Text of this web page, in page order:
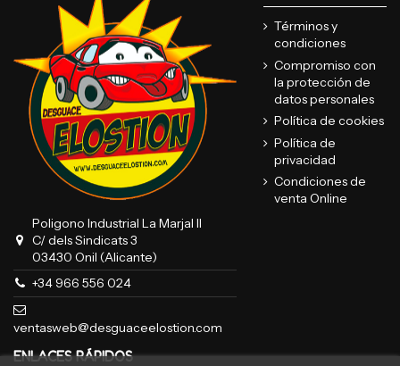
Poligono Industrial La Marjal II
C/ dels Sindicats 3
03430 Onil (Alicante)
+34 966 556 024
ventasweb@desguaceelostion.com
Términos y
condiciones
Compromiso con
la protección de
datos personales
Política de cookies
Política de
privacidad
Condiciones de
venta Online
ENLACES RÁPIDOS